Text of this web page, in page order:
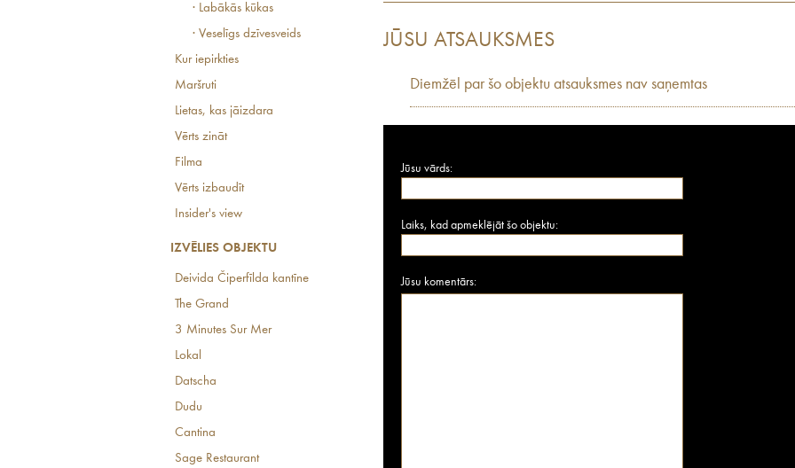
· Labākās kūkas
· Veselīgs dzīvesveids
Kur iepirkties
Maršruti
Lietas, kas jāizdara
Vērts zināt
Filma
Vērts izbaudīt
Insider's view
IZVĒLIES OBJEKTU
Deivida Čiperfīlda kantīne
The Grand
3 Minutes Sur Mer
Lokal
Datscha
Dudu
Cantina
Sage Restaurant
JŪSU ATSAUKSMES
Diemžēl par šo objektu atsauksmes nav saņemtas
Jūsu vārds:
Laiks, kad apmeklējāt šo objektu:
Jūsu komentārs: